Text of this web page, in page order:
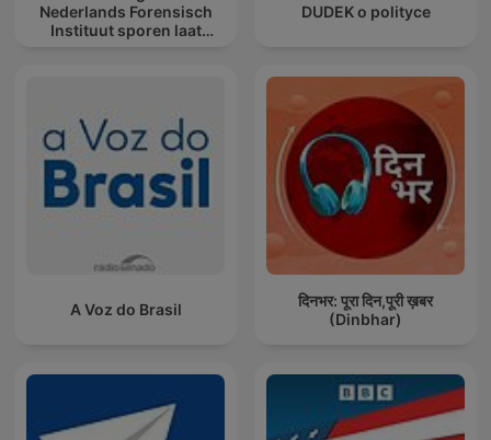
Nederlands Forensisch
Instituut sporen laat
DUDEK o polityce
A Voz do Brasil
दिनभर: पूरा दिन,पूरी ख़बर
(Dinbhar)